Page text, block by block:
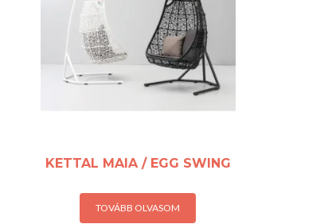
KETTAL MAIA / EGG SWING
TOVÁBB OLVASOM